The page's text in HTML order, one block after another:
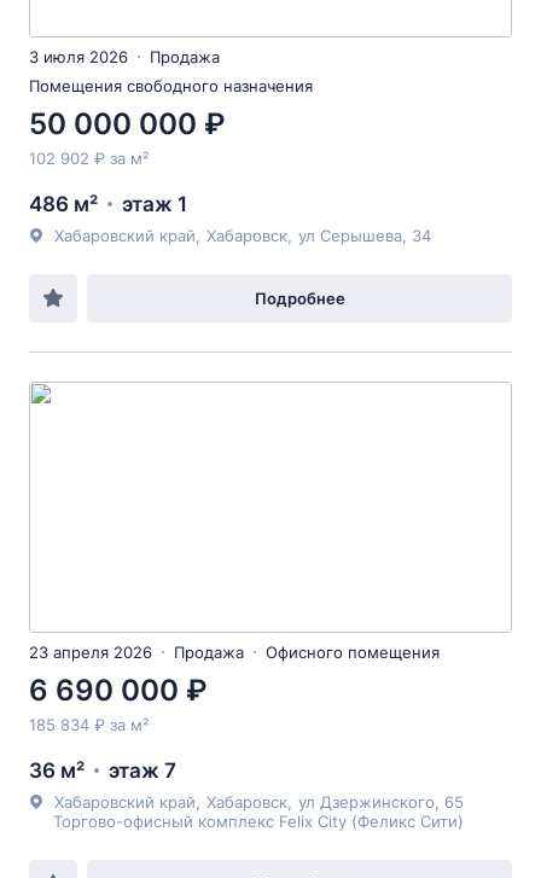
3 июля 2026
Продажа
Помещения свободного назначения
50 000 000 ₽
102 902 ₽ за м²
486 м² этаж 1
Хабаровский край Хабаровск ул Серышева , 34
Подробнее
23 апреля 2026 Продажа Офисного помещения
6 690 000 ₽
185 834 ₽ за м²
36 м² этаж 7
Хабаровский край Хабаровск ул Дзержинского , 65
Торгово-офисный комплекс Felix City (Феликс Сити)